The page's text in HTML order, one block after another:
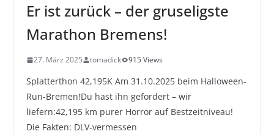
Er ist zurück – der gruseligste
Marathon Bremens!
27. März 2025 tomadick 915 Views
Splatterthon 42,195K Am 31.10.2025 beim Halloween-
Run-Bremen!Du hast ihn gefordert – wir
liefern:42,195 km purer Horror auf Bestzeitniveau!
Die Fakten: DLV-vermessen